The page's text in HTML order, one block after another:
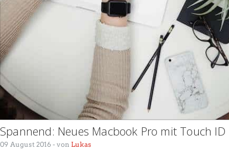
Spannend: Neues Macbook Pro mit Touch
09 August 2016- von Lukas